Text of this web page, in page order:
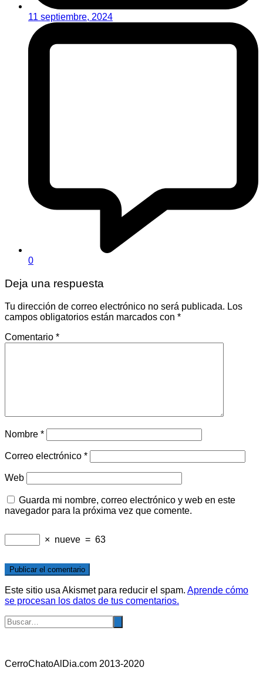
11 septiembre, 2024
0
Deja una respuesta
Tu dirección de correo electrónico no será publicada. Los
campos obligatorios están marcados con *
Comentario *
Nombre *
Correo electrónico *
Web
Guarda mi nombre, correo electrónico y web en este
navegador para la próxima vez que comente.
× nueve = 63
Este sitio usa Akismet para reducir el spam. Aprende cómo
se procesan los datos de tus comentarios.
CerroChatoAlDia.com 2013-2020